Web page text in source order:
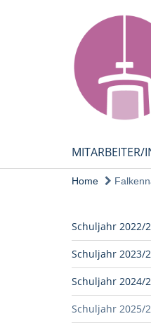
MITARBEITER/
Home
Schuljahr 2022/
Schuljahr 2023/
Schuljahr 2024/
Schuljahr 2025/